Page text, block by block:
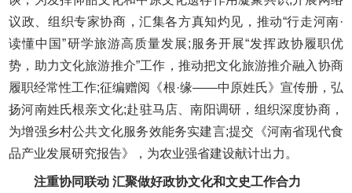
议政、组织专家协商，汇集各方真知灼见，推动“行走河南·
读懂中国”研学旅游高质量发展;服务开展“发挥政协履职优
势，助力文化旅游推介”工作，推动把文化旅游推介融入协商
履职经常性工作;征编赠阅《根·缘——中原姓氏》宣传册，弘
扬河南姓氏根亲文化;赴驻马店、南阳调研，组织深度协商，
为增强乡村公共文化服务效能务实建言;提交《河南省现代食
品产业发展研究报告》，为农业强省建设献计出力。
注重协同联动 汇聚做好政协文化和文史工作合力